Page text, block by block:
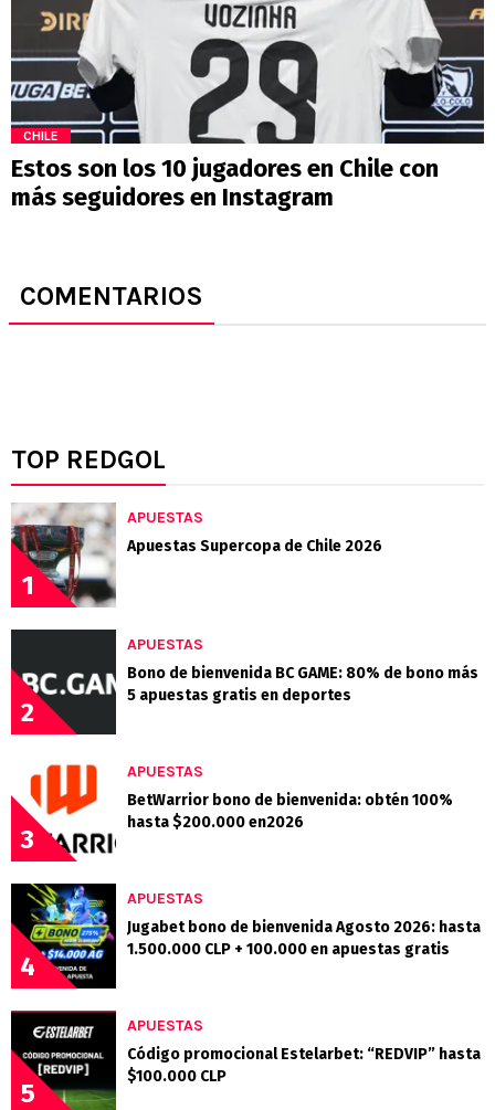
CHILE
Estos son los 10 jugadores en Chile con
más seguidores en Instagram
COMENTARIOS
TOP REDGOL
1
APUESTAS
Apuestas Supercopa de Chile 2026
2
APUESTAS
Bono de bienvenida BC GAME: 80% de bono más
5 apuestas gratis en deportes
3
APUESTAS
BetWarrior bono de bienvenida: obtén 100%
hasta $200.000 en2026
4
APUESTAS
Jugabet bono de bienvenida Agosto 2026: hasta
1.500.000 CLP + 100.000 en apuestas gratis
5
APUESTAS
Código promocional Estelarbet: “REDVIP” hasta
$100.000 CLP